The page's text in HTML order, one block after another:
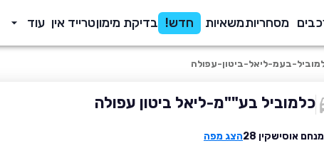
מסחריותמשאיות חדש! בדיקת מימוןטרייד אין עוד
בעמ-ליאל-ביטון-עפולה
כלמוביל בע""מ-ליאל ביטון עפולה
מנחם אוסישקין 28 הצג מפה